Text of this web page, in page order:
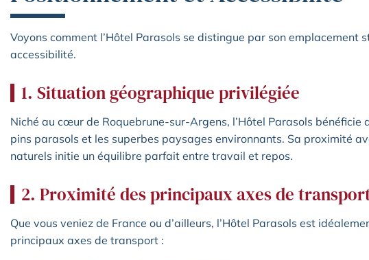
Voyons comment l’Hôtel Parasols se distingue par son emplacement
accessibilité.
1. Situation géographique privilégiée
Niché au cœur de Roquebrune-sur-Argens, l’Hôtel Parasols bénéficie
pins parasols et les superbes paysages environnants. Sa proximité
naturels initie un équilibre parfait entre travail et repos.
2. Proximité des principaux axes de
Que vous veniez de France ou d’ailleurs, l’Hôtel Parasols est
principaux axes de transport :